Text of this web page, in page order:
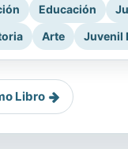
Educación
Arte Juvenil
Libro